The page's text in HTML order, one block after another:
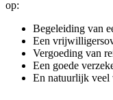
op:
Begeleiding van
Een
Vergoeding van
Een goede
En natuurlijk veel